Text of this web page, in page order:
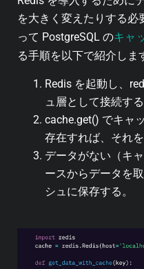
を大きく変えたりする必
って PostgreSQL のキャ
る手順を以下で紹介しま
Redis を起動し、
ュ層として接続する
cache.get() でキャ
存在すれば、それ
データがない（キ
ースからデータを
シュに保存する。